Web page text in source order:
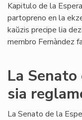
Kapitulo de la
partopreno en la
kaŭzis precipe lia
membro Fernàndez
La
sia
La Senato de la